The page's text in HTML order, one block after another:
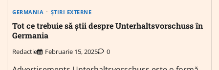
GERMANIA ȘTIRI EXTERNE
Tot ce trebuie să știi despre Unterhaltsvorschuss în
Germania
Redactie Februarie 15, 2025 0